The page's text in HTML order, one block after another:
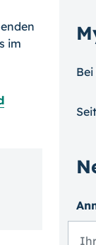
im